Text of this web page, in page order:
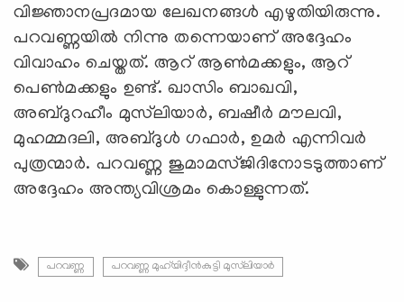
വിജ്ഞാനപ്രദമായ ലേഖനങ്ങള്‍ എഴുതിയിരുന്നു.
പറവണ്ണയില്‍ നിന്നു തന്നെയാണ് അദ്ദേഹം
വിവാഹം ചെയ്തത്. ആറ് ആണ്‍മക്കളും, ആറ്
പെണ്‍മക്കളും ഉണ്ട്. ഖാസിം ബാഖവി,
അബ്ദുറഹീം മുസ്‌ലിയാര്‍, ബഷീര്‍ മൗലവി,
മുഹമ്മദലി, അബ്ദുള്‍ ഗഫാര്‍, ഉമര്‍ എന്നിവര്‍
പുത്രന്മാര്‍. പറവണ്ണ ജുമാമസ്ജിദിനോടടുത്താണ്
അദ്ദേഹം അന്ത്യവിശ്രമം കൊള്ളുന്നത്.
പറവണ്ണ പറവണ്ണ മുഹ്‌യിദ്ദീന്‍കുട്ടി മുസ്‌ലിയാര്‍